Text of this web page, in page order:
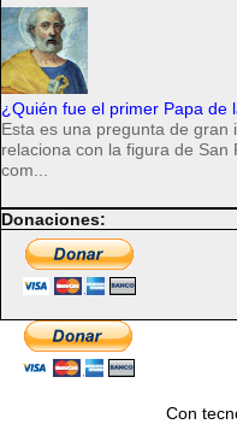
¿Quién fue el primer Papa de
Esta es una pregunta de gran
relaciona con la figura de San
com...
Donaciones:
Con